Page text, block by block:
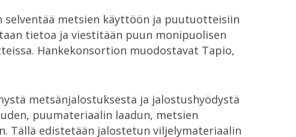
metsien käyttöön ja puutuotteisiin
tietoa ja viestitään puun monipuolisen
Hankekonsortion muodostavat Tapio,
metsänjalostuksesta ja jalostushyödystä
puumateriaalin laadun, metsien
Tällä edistetään jalostetun viljelymateriaalin